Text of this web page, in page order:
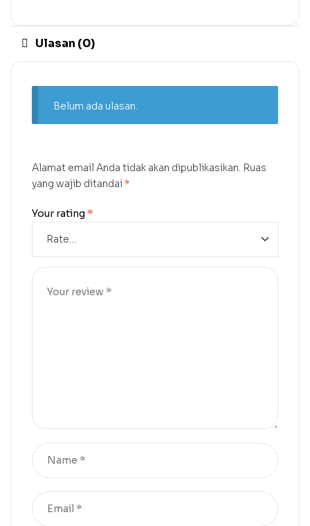
Ulasan (0)
Belum ada ulasan.
Alamat email Anda tidak akan dipublikasikan. Ruas
yang wajib ditandai *
Your rating *